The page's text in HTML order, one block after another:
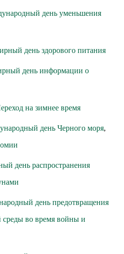
день уменьшения
день здoрoвoгo питания
день информации о
на зимнее время
день Черного моря,
день распространения
день предотвращения
во время войны и